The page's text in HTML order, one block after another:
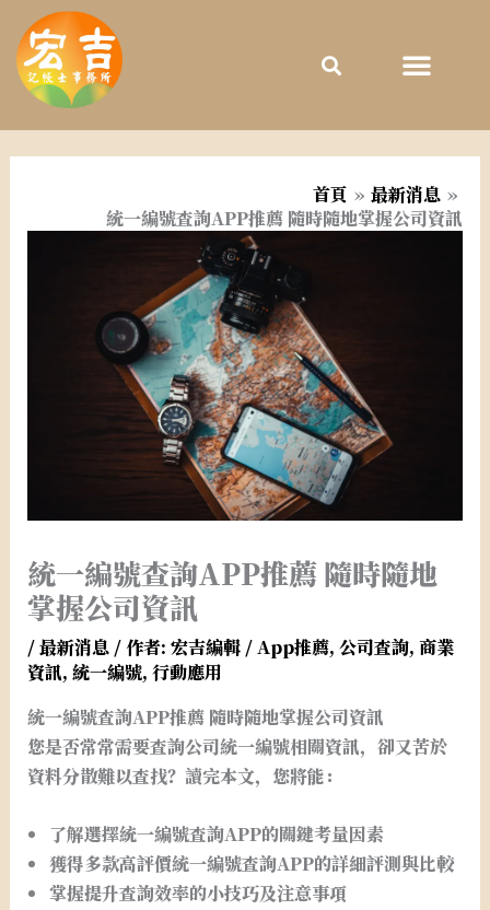
內
容
首頁
最新消息
統一編號查詢APP推薦 隨時隨地掌握公司資訊
統一編號查詢APP推薦 隨時隨地
掌握公司資訊
/最新消息/ 作者: 宏吉編輯 /App推薦, 公司查詢, 商業
資訊, 統一編號, 行動應用
統一編號查詢APP推薦 隨時隨地掌握公司資訊
您是否常常需要查詢公司統一編號相關資訊，卻又苦於
資料分散難以查找？讀完本文，您將能：
了解選擇統一編號查詢APP的關鍵考量因素
獲得多款高評價統一編號查詢APP的詳細評測與比較
掌握提升查詢效率的小技巧及注意事項